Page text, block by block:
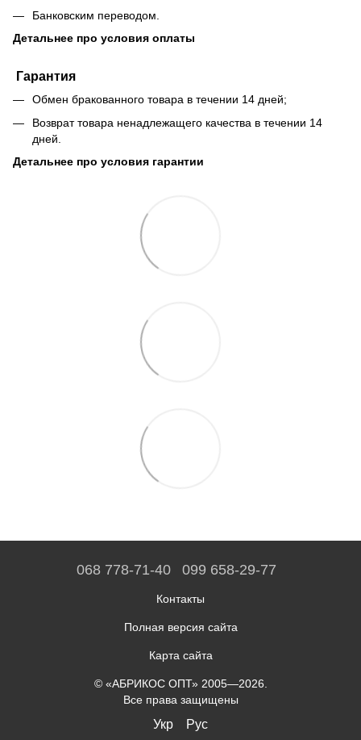
Банковским переводом.
Детальнее про условия оплаты
Гарантия
Обмен бракованного товара в течении 14 дней;
Возврат товара ненадлежащего качества в течении 14
дней.
Детальнее про условия гарантии
068 778-71-40 099 658-29-77
Контакты
Полная версия сайта
Карта сайта
© «АБРИКОС ОПТ» 2005—2026.
Все права защищены
Укр Рус